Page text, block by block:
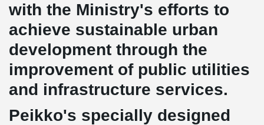
with the Ministry's efforts to
achieve sustainable urban
development through the
improvement of public utilities
and infrastructure services.
Peikko's specially designed